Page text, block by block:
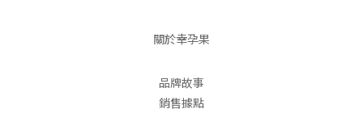
關於幸孕果
品牌故事
銷售據點